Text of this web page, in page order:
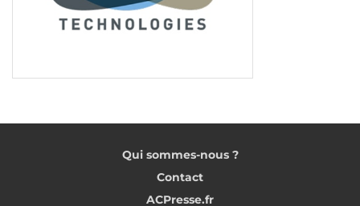
Structuration de l’entreprise
national, notamment dans la partie Nord du pays.
proximité de notre usine et de notre laboratoire, en
carrelage scellé, qui était très implantée dans le
Qui sommes-nous ?
Contact
ACPresse.fr